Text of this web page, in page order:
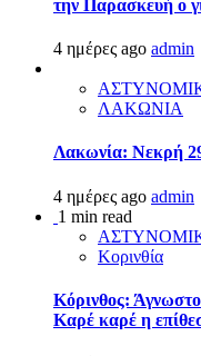
την Παρασκευή ο
4 ημέρες ago admin
ΛΑΚΩΝΙΑ
Λακωνία: Νεκρή
4 ημέρες ago admin
1 min read
Κορινθία
Κόρινθος:
Καρέ καρέ η